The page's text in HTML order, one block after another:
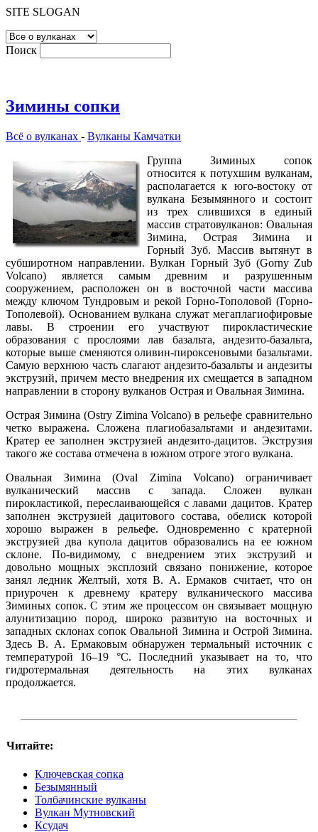
SITE SLOGAN
Поиск
Зимины сопки
Всё о вулканах - Вулканы Камчатки
Группа Зиминых сопок
относится к потухшим вулканам,
располагается к юго-востоку от
вулкана Безымянного и состоит
из трех слившихся в единый
массив стратовулканов: Овальная
Зимина, Острая Зимина и
Горный Зуб. Массив вытянут в
субширотном направлении. Вулкан Горный Зуб (Gorny Zub
Volcano) является самым древним и разрушенным
сооружением, расположен он в восточной части массива
между ключом Тундровым и рекой Горно-Тополовой (Горно-
Тополевой). Основанием вулкана служат мегаплагиофировые
лавы. В строении его участвуют пирокластические
образования с прослоями лав базальта, андезито-базальта,
которые выше сменяются оливин-пироксеновыми базальтами.
Самую верхнюю часть слагают андезито-базальты и андезиты
экструзий, причем место внедрения их смещается в западном
направлении в сторону вулканов Острая и Овальная Зимина.
Острая Зимина (Ostry Zimina Volcano) в рельефе сравнительно
четко выражена. Сложена плагиобазальтами и андезитами.
Кратер ее заполнен экструзией андезито-дацитов. Экструзия
такого же состава отмечена в южном отроге этого вулкана.
Овальная Зимина (Oval Zimina Volcano) ограничивает
вулканический массив с запада. Сложен вулкан
пирокластикой, переслаивающейся с лавами дацитов. Кратер
заполнен экструзией дацитового состава, обелиск которой
хорошо выражен в рельефе. Одновременно с кратерной
экструзией два купола дацитов образовались на ее южном
склоне. По-видимому, с внедрением этих экструзий и
довольно мощных эксплозий связано понижение, которое
занял ледник Желтый, хотя В. А. Ермаков считает, что он
приурочен к древнему кратеру вулканического массива
Зиминых сопок. С этим же процессом он связывает мощную
алунитизацию пород, широко развитую на восточных и
западных склонах сопок Овальной Зимина и Острой Зимина.
Здесь В. А. Ермаковым обнаружен термальный источник с
температурой 16–19 °С. Последний указывает на то, что
гидротермальная деятельность на этих вулканах
продолжается.
Читайте:
Ключевская сопка
Безымянный
Толбачинские вулканы
Вулкан Мутновский
Ксудач